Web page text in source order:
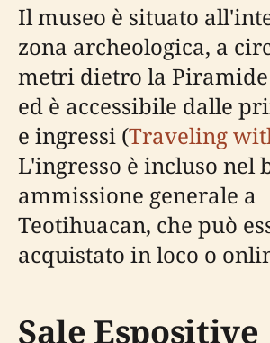
Il museo è situato
zona archeologica, a
metri dietro la Piramide
ed è accessibile dalle
e ingressi (Traveling
L'ingresso è incluso nel
ammissione generale a
Teotihuacan, che può
acquistato in loco o
Sale Espositive